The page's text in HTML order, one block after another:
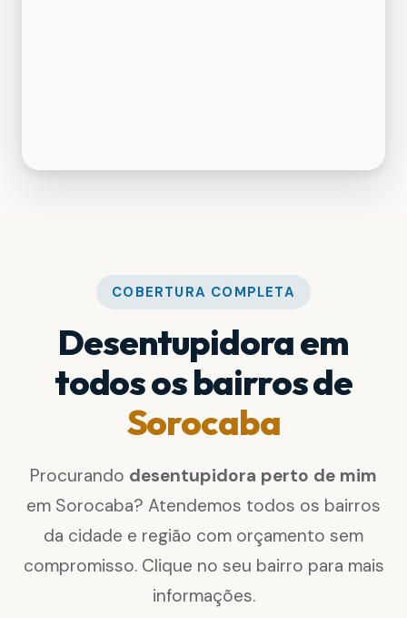
COBERTURA COMPLETA
Desentupidora em
todos os bairros de
Sorocaba
Procurando desentupidora perto de mim
em Sorocaba? Atendemos todos os bairros
da cidade e região com orçamento sem
compromisso. Clique no seu bairro para mais
informações.